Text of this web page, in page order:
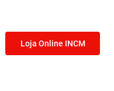
Loja Online INCM